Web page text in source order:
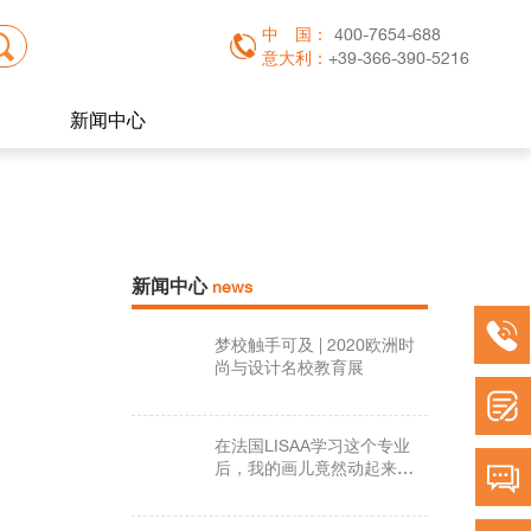
中 国：
400-7654-688
意大利： +39-366-390-5216
新闻中心
新闻中心news
梦校触手可及 | 2020欧洲时
尚与设计名校教育展
在法国LISAA学习这个专业
后，我的画儿竟然动起来